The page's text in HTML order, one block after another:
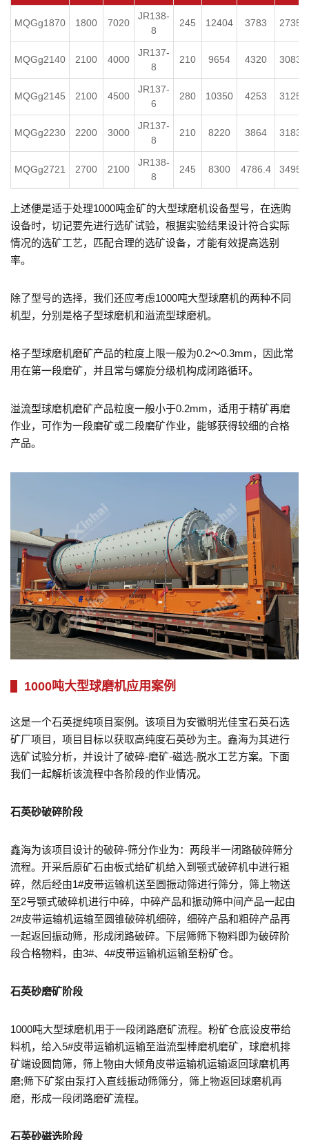
MQGg1870 1800 7020
JR138-
8
245 12404 3783 2735
MQGg2140 2100 4000
JR137-
8
210 9654 4320 3083
MQGg2145 2100 4500
JR137-
6
280 10350 4253 3125
MQGg2230 2200 3000
JR137-
8
210 8220 3864 3183
MQGg2721 2700 2100
JR138-
8
245 8300 4786.4 3495
上述便是适于处理1000吨金矿的大型球磨机设备型号，在选购
设备时，切记要先进行选矿试验，根据实验结果设计符合实际
情况的选矿工艺，匹配合理的选矿设备，才能有效提高选别
率。
除了型号的选择，我们还应考虑1000吨大型球磨机的两种不同
机型，分别是格子型球磨机和溢流型球磨机。
格子型球磨机磨矿产品的粒度上限一般为0.2～0.3mm，因此常
用在第一段磨矿，并且常与螺旋分级机构成闭路循环。
溢流型球磨机磨矿产品粒度一般小于0.2mm，适用于精矿再磨
作业，可作为一段磨矿或二段磨矿作业，能够获得较细的合格
产品。
1000吨大型球磨机应用案例
这是一个石英提纯项目案例。该项目为安徽明光佳宝石英石选
矿厂项目，项目目标以获取高纯度石英砂为主。鑫海为其进行
选矿试验分析，并设计了破碎-磨矿-磁选-脱水工艺方案。下面
我们一起解析该流程中各阶段的作业情况。
石英砂破碎阶段
鑫海为该项目设计的破碎-筛分作业为：两段半一闭路破碎筛分
流程。开采后原矿石由板式给矿机给入到颚式破碎机中进行粗
碎，然后经由1#皮带运输机送至圆振动筛进行筛分，筛上物送
至2号颚式破碎机进行中碎，中碎产品和振动筛中间产品一起由
2#皮带运输机运输至圆锥破碎机细碎，细碎产品和粗碎产品再
一起返回振动筛，形成闭路破碎。下层筛筛下物料即为破碎阶
段合格物料，由3#、4#皮带运输机运输至粉矿仓。
石英砂磨矿阶段
1000吨大型球磨机用于一段闭路磨矿流程。粉矿仓底设皮带给
料机，给入5#皮带运输机运输至溢流型棒磨机磨矿，球磨机排
矿端设圆筒筛，筛上物由大倾角皮带运输机运输返回球磨机再
磨;筛下矿浆由泵打入直线振动筛筛分，筛上物返回球磨机再
磨，形成一段闭路磨矿流程。
石英砂磁选阶段